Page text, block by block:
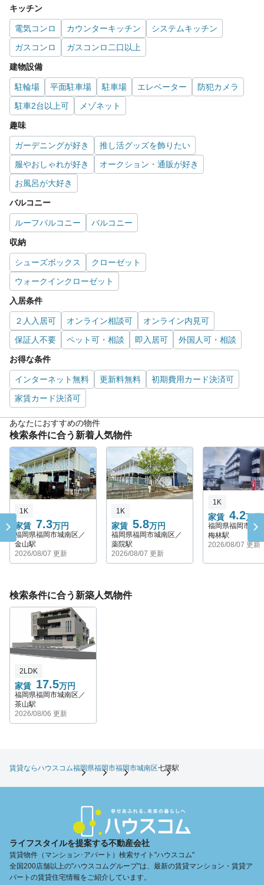
キッチン
電気コンロ カウンターキッチン
システムキッチン
ガスコンロ
ガスコンロ二口以上
建物設備
駐輪場 平面駐車場 駐車場 エレベーター
防犯カメラ
駐車2台以上可
メゾネット
趣味
ガーデニングが好き
推し活グッズを飾りたい
服やおしゃれが好き
オークション・通販が好き
お風呂が大好き
バルコニー
ルーフバルコニー バルコニー
収納
シューズボックス
クローゼット
ウォークインクローゼット
入居条件
２人入居可 オンライン相談可
オンライン内見可
保証人不要
ペット可・相談 即入居可 外国人可・相談
お得な条件
インターネット無料 更新料無料
初期費用カード決済可
家賃カード決済可
あなたにおすすめの物件
検索条件に合う新着人気物件
1K
家賃 7.3万円
福岡県福岡市城南区／
金山駅
2026/08/07 更新
1K
家賃 5.8万円
福岡県福岡市城南区／
薬院駅
2026/08/07 更新
1K
家賃 4.2万円
福岡県福岡市城
梅林駅
2026/08/07 更新
検索条件に合う新築人気物件
2LDK
家賃 17.5万円
福岡県福岡市城南区／
茶山駅
2026/08/06 更新
賃貸ならハウスコム福岡県福岡市福岡市城南区七隈駅
ライフスタイルを提案する不動産会社
賃貸物件（マンション･アパート）検索サイト"ハウスコム"
全国200店舗以上の"ハウスコムグループ"は、最新の賃貸マンション・賃貸ア
パートの賃貸住宅情報をご紹介しています。